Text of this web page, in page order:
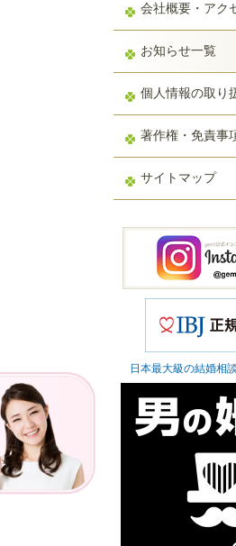
会社概要・アク
お知らせ一覧
個人情報の取り
著作権・免責事
サイトマップ
日本最大級の結婚相